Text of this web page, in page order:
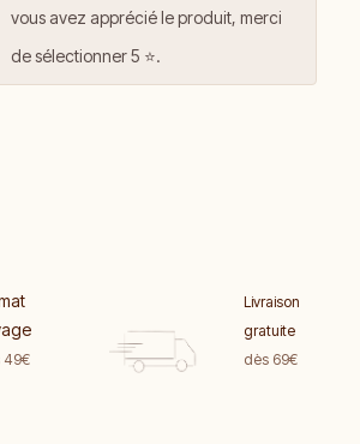
vous avez apprécié le produit, merci
de sélectionner 5 ⭐️.
49€
Livraison
gratuite
dès 69€